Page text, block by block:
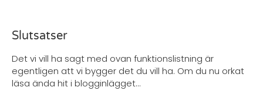
Slutsatser
Det vi vill ha sagt med ovan funktionslistning är
egentligen att vi bygger det du vill ha. Om du nu orkat
läsa ända hit i blogginlägget…